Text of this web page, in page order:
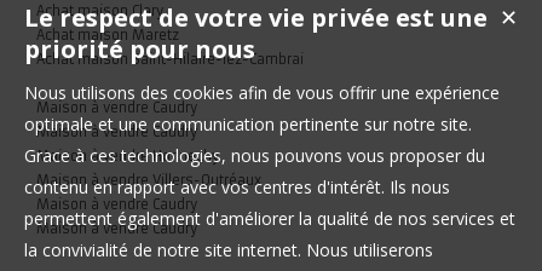
Achat maison Clary
Achat maison Maretz
Achat maison Saint-Hilaire-lez-Cambrai
Maison à vendre Caudry
Maison à vendre Caudry
Maison à vendre Honnechy
Maison à vendre Villers-Outréaux
Maison à vendre Caudry
Maison à vendre Caudry
✕
Le respect de votre vie privée est une
priorité pour nous
Nous utilisons des cookies afin de vous offrir une expérience
optimale et une communication pertinente sur notre site.
Grace à ces technologies, nous pouvons vous proposer du
contenu en rapport avec vos centres d'intérêt. Ils nous
permettent également d'améliorer la qualité de nos services et
la convivialité de notre site internet. Nous utiliserons